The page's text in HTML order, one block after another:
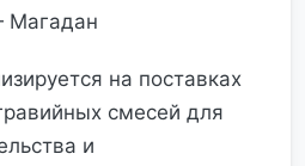
Магадан
на поставках
смесей для
и